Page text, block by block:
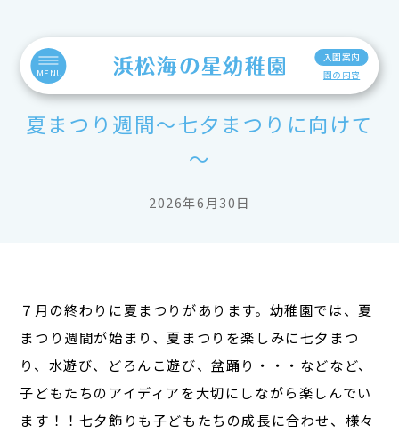
MENU
入園案内
園の内容
夏まつり週間～七夕まつりに向けて
～
2026年6月30日
７月の終わりに夏まつりがあります。幼稚園では、夏
まつり週間が始まり、夏まつりを楽しみに七夕まつ
り、水遊び、どろんこ遊び、盆踊り・・・などなど、
子どもたちのアイディアを大切にしながら楽しんでい
ます！！七夕飾りも子どもたちの成長に合わせ、様々